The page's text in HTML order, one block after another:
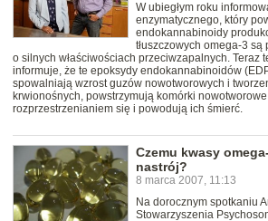
W ubiegłym roku
enzymatycznego, który
endokannabinoidy
tłuszczowych omega-3 są
o silnych właściwościach przeciwzapalnych. Teraz
informuje, że te epoksydy endokannabinoidów
spowalniają wzrost guzów nowotworowych i
krwionośnych, powstrzymują komórki nowotworowe
rozprzestrzenianiem się i powodują ich śmierć.
Czemu kwasy
nastrój?
8 marca 2007, 11:13
Na dorocznym spotkaniu
Stowarzyszenia